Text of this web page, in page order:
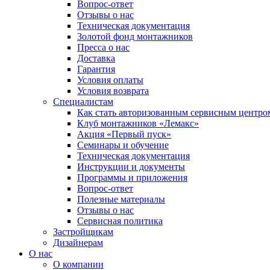
Вопрос-ответ
Отзывы о нас
Техническая документация
Золотой фонд монтажников
Пресса о нас
Доставка
Гарантия
Условия оплаты
Условия возврата
Специалистам
Как стать авторизованным сервисным
Клуб монтажников «Лемакс»
Акция «Первый пуск»
Семинары и обучение
Техническая документация
Инструкции и документы
Программы и приложения
Вопрос-ответ
Полезные материалы
Отзывы о нас
Сервисная политика
Застройщикам
Дизайнерам
О нас
О компании